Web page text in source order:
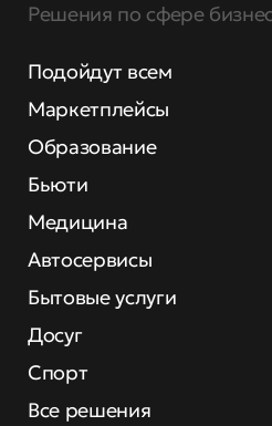
Решения по сфере
Подойдут всем
Маркетплейсы
Образование
Бьюти
Медицина
Автосервисы
Бытовые услуги
Досуг
Спорт
Все решения